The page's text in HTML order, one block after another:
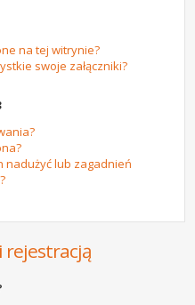
na tej witrynie?
swoje załączniki?
nadużyć lub zagadnień
rejestracją